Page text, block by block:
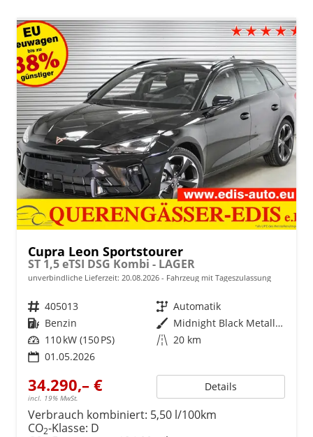
Cupra Leon Sportstourer
ST 1,5 eTSI DSG Kombi - LAGER
unverbindliche Lieferzeit: 20.08.2026 Fahrzeug mit Tageszulassung
Fahrzeugnr. 405013 Getriebe Automatik
Kraftstoff Benzin Außenfarbe
Midnight Black Metallic (0E)
Leistung 110 kW (150 PS) Kilometerstand 20 km
01.05.2026
34.290,– €
incl. 19% MwSt.
Details
Verbrauch kombiniert: 5,50 l/100km
CO2-Klasse: D